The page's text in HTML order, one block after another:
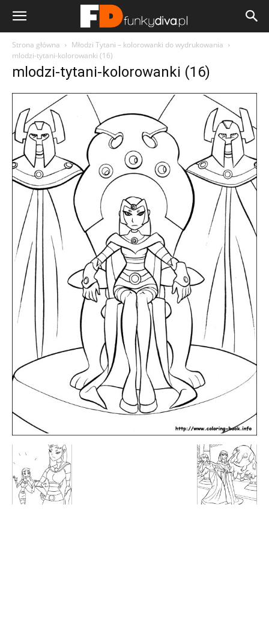
Strona główna
Młodzi Tytani – kolorowanki do wydrukowania
mlodzi-tytani-kolorowanki (16)
mlodzi-tytani-kolorowanki (16)